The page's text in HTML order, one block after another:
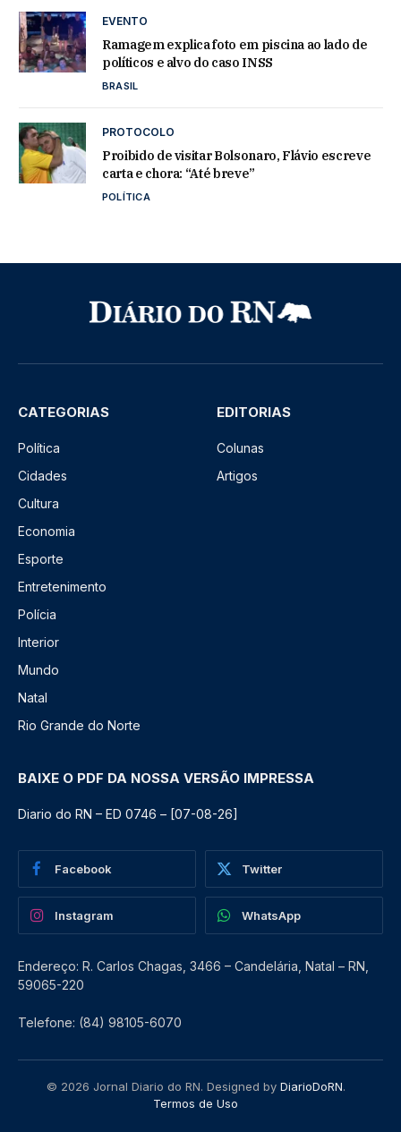
EVENTO
Ramagem explica foto em piscina ao lado de
políticos e alvo do caso INSS
BRASIL
PROTOCOLO
Proibido de visitar Bolsonaro, Flávio escreve
carta e chora: “Até breve”
POLÍTICA
CATEGORIAS
Política
Cidades
Cultura
Economia
Esporte
Entretenimento
Polícia
Interior
Mundo
Natal
Rio Grande do Norte
EDITORIAS
Colunas
Artigos
BAIXE O PDF DA NOSSA VERSÃO IMPRESSA
Diario do RN – ED 0746 – [07-08-26]
Facebook Twitter
Instagram WhatsApp
Endereço: R. Carlos Chagas, 3466 – Candelária, Natal – RN,
59065-220
Telefone: (84) 98105-6070
© 2026 Jornal Diario do RN. Designed by DiarioDoRN.
Termos de Uso